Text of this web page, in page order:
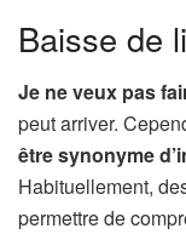
Baisse de
Je ne veux pas
peut arriver.
être synonyme
Habituellement,
permettre de